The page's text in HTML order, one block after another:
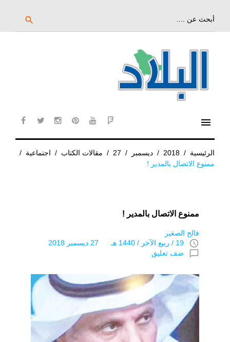
search
menu
الرئيسية /
2018
/ ديسمبر /
27
/ مقالات الكتاب / اجتماعية /
ممنوع الاتصال بالمدير !
ممنوع الاتصال بالمدير !
فالح الصغير
access_time 19 / ربيع الآخر / 1440 هـ 27 ديسمبر 2018
chat_bubble_outline ضف تعليق